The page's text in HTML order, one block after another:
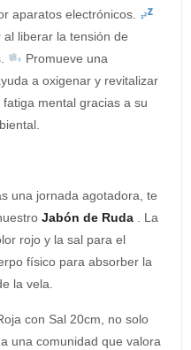
aparatos electrónicos.
liberar la tensión de
Promueve una
a oxigenar y revitalizar
mental gracias a su
una jornada agotadora, te
Jabón de Ruda . La
rojo y la sal para el
físico para absorber la
la vela.
con Sal 20cm, no solo
una comunidad que valora